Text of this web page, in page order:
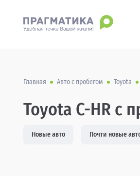
Главная Авто с пробегом Toyota
Toyota C-HR с
Новые авто Почти новые